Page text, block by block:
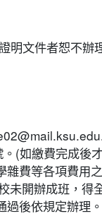
明文件者恕不辦
(如繳費完成後
費等各項費
開辦成班，得
後依規定辦理。